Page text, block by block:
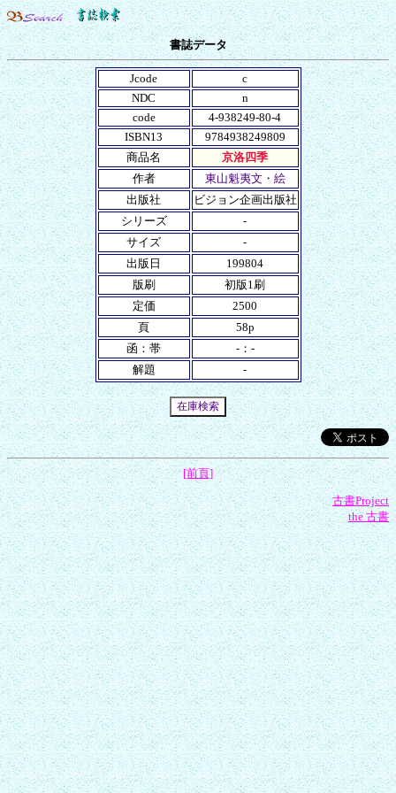
書誌データ
Jcode
c
NDC
n
code
4-938249-80-4
ISBN13
9784938249809
商品名
京洛四季
作者
東山魁夷文・絵
出版社
ビジョン企画出版社
シリーズ
-
サイズ
-
出版日
199804
版刷
初版1刷
定価
2500
頁
58p
函：帯
-：-
解題
-
[前頁]
古書Project
the 古書